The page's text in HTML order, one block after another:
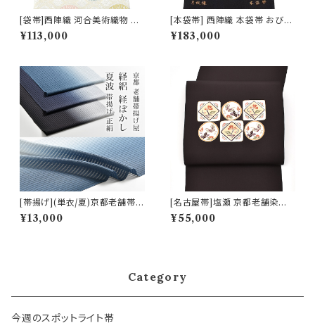
[袋帯]西陣織 河合美術織物 謹
製 唐織り 能寿新小葵唐花丸文
(白銀ベース)正絹 日本製(商品
卒業 初釜
¥113,000
[本袋帯] 西陣織 本袋帯 おび工
房たなか 謹製 夜空の月文様 砂
子金帯 正絹 日本製(商品番号:1
¥183,000
[帯揚げ](単衣/夏)京都老舗帯揚
げ屋 謹製 経絽 経ぼかし『夏波』
京丹後岩滝産 正絹 (商品番号:2
¥13,000
[名古屋帯]塩瀬 京都老舗染屋
謹製 本加工染め 九寸帯 正絹
日本製(商品番号:22477)
¥55,000
Category
今週のスポットライト帯